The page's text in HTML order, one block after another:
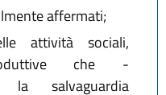
affermati;
attività sociali,
che -
la salvaguardia